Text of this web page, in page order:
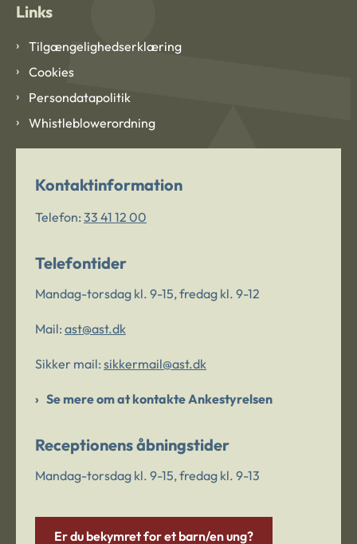
Links
Tilgængelighedserklæring
Cookies
Persondatapolitik
Whistleblowerordning
Kontaktinformation
Telefon: 33 41 12 00
Telefontider
Mandag-torsdag kl. 9-15, fredag kl. 9-12
Mail: ast@ast.dk
Sikker mail: sikkermail@ast.dk
Se mere om at kontakte Ankestyrelsen
Receptionens åbningstider
Mandag-torsdag kl. 9-15, fredag kl. 9-13
Er du bekymret for et barn/en ung?